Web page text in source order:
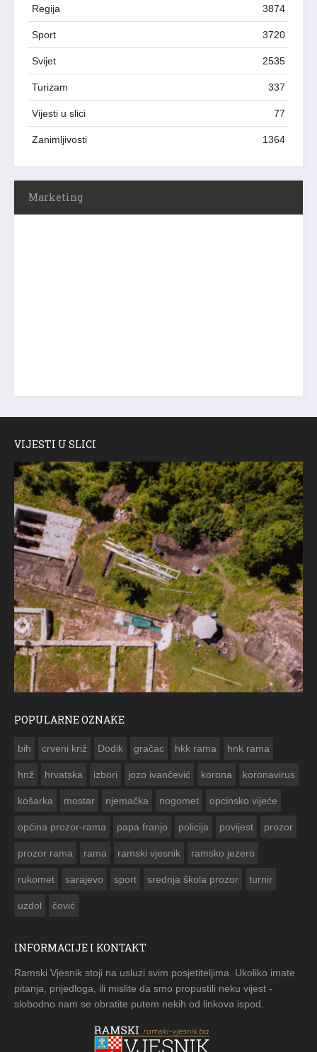
Regija 3874
Sport 3720
Svijet 2535
Turizam 337
Vijesti u slici 77
Zanimljivosti 1364
Marketing
VIJESTI U SLICI
POPULARNE OZNAKE
bih crveni križ Dodik gračac hkk rama hnk rama
hnž hrvatska izbori jozo ivančević korona koronavirus
košarka mostar njemačka nogomet opcinsko vijeće
općina prozor-rama papa franjo policija povijest prozor
prozor rama rama ramski vjesnik ramsko jezero
rukomet sarajevo sport srednja škola prozor turnir
uzdol čović
INFORMACIJE I KONTAKT
Ramski Vjesnik stoji na usluzi svim posjetiteljima. Ukoliko imate
pitanja, prijedloga, ili mislite da smo propustili neku vijest -
slobodno nam se obratite putem nekih od linkova ispod.